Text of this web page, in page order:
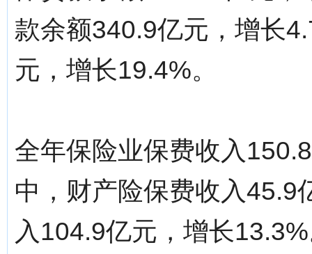
款余额340.9亿元，增长
元，增长19.4%。
全年保险业保费收入
中，财产险保费收入45.9
入104.9亿元，增长